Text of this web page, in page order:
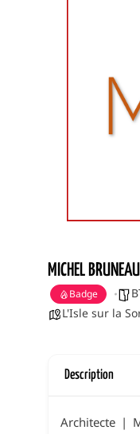
MICHEL
Badge
L'Isle sur la
Description
Architecte |